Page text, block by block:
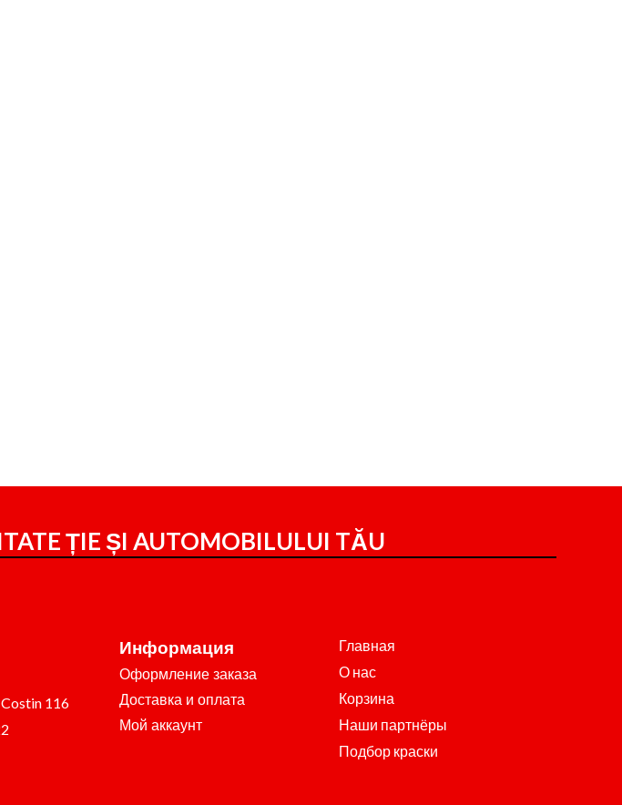
ȚIE ȘI AUTOMOBILULUI TĂU
116
Информация
Оформление заказа
Доставка и оплата
Мой аккаунт
Главная
О нас
Корзина
Наши партнёры
Подбор краски